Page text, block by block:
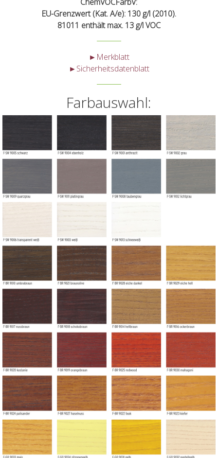
ChemVOCFarbV:
EU-Grenzwert (Kat. A/e): 130 g/l (2010).
81011 enthält max. 13 g/l VOC
►Merkblatt
►Sicherheitsdatenblatt
Farbauswahl: